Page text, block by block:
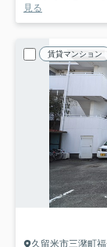
見る
賃貸マンション
久留米市三潴町